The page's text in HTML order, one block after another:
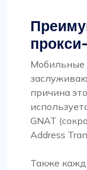
Мобильные
причина
GNAT
Address
Также